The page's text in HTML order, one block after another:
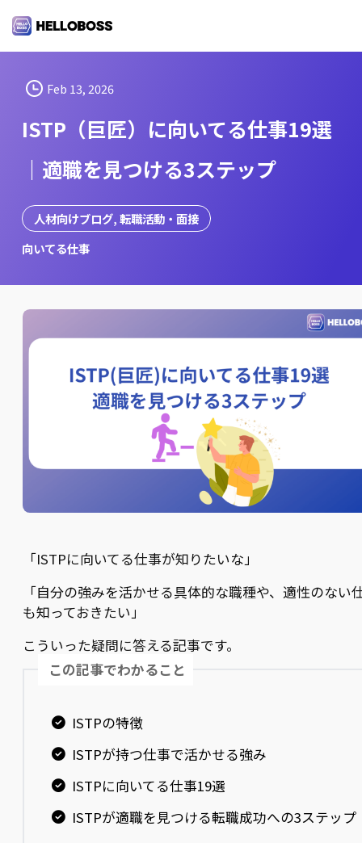
i
Feb 13, 2026
ISTP（巨匠）に向いてる仕事19選
｜適職を見つける3ステップ
人材向けブログ, 転職活動・面接
向いてる仕事
「ISTPに向いてる仕事が知りたいな」
「自分の強みを活かせる具体的な職種や、適性のない
も知っておきたい」
こういった疑問に答える記事です。
この記事でわかること
ISTPの特徴
ISTPが持つ仕事で活かせる強み
ISTPに向いてる仕事19選
ISTPが適職を見つける転職成功への3ステップ